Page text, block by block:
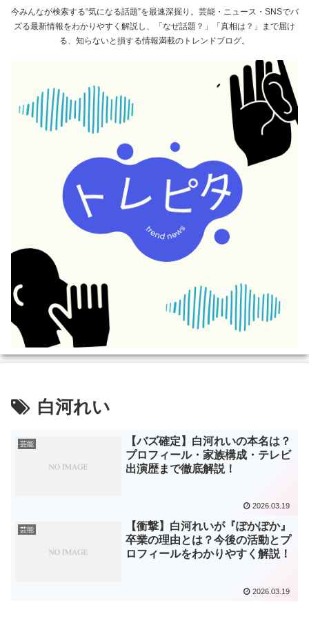
今みんなが検索する“気になる話題”を最速深掘り。芸能・ニュース・SNSでバ
ズる最新情報をわかりやすく解説し、「なぜ話題？」「真相は？」まで届け
る、知らないと損する情報満載のトレンドブログ。
白河れい
芸能
【バズ確定】白河れいの本名は？
プロフィール・家族構成・テレビ
出演歴まで徹底解説！
2026.03.19
芸能
【衝撃】白河れいが『ぽかぽか』
卒業の理由とは？今後の活動とプ
ロフィールをわかりやすく解説！
2026.03.19